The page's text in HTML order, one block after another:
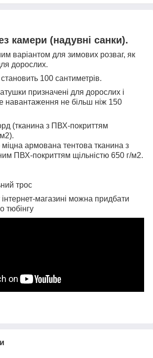
камери (надувні санки).
варіантом для зимових розваг, як
дорослих.
100 сантиметрів.
призначені для дорослих і
навантаження не більш ніж 150
(тканина з ПВХ-покриттям
армована тентова тканина з
ПВХ-покриттям щільністю 650 г/м2.
трос
магазині можна придбати
тюбінгу